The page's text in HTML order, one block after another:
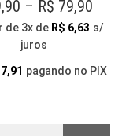
SER
– R$ 79,90
de 3x de R$ 6,63 s/
juros
pagando no PIX